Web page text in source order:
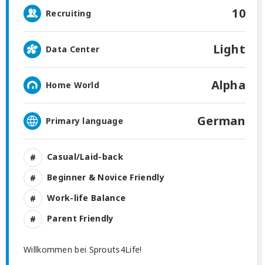
Recruiting 10
Data Center Light
Home World Alpha
Primary language German
Casual/Laid-back
Beginner & Novice Friendly
Work-life Balance
Parent Friendly
Willkommen bei Sprouts4Life!